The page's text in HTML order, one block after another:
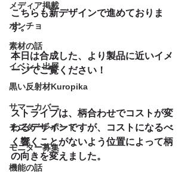
メディア掲載
ポンチョ
素材の話
イベント出展
黒い反射材Kuropika
サマーカバー
モニターレポート
モニター募集
機能の話
こちらも新デザインで進めておりま
す。
本日は合成した、より製品に近いイメ
ージでご覧ください！
ストライプは、柄合わせでコストが変
わるデザインですが、コストになるべ
く響くことがないよう位置によって柄
の向きを変えました。